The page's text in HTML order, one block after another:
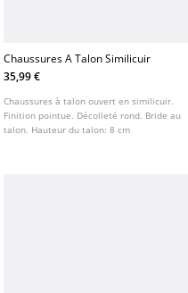
Chaussures A Talon Similicuir
35,99 €
Chaussures à talon ouvert en similicuir.
Finition pointue. Décolleté rond. Bride au
talon. Hauteur du talon: 8 cm